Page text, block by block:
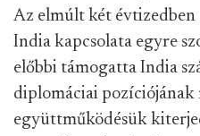
Az elmúlt két évtizedben
India kapcsolata egyre
előbbi támogatta India
diplomáciai pozíciójának
együttműködésük